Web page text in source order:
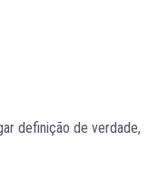
definição de verdade,